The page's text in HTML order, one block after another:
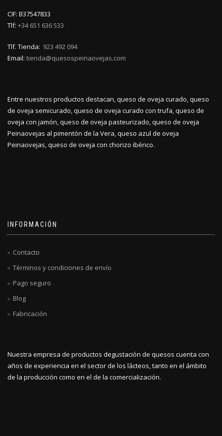
CIF: B37547833
Tlf: +34 651 636 533
Tlf. Tienda: 923 492 094
Email: tienda@quesospeinaovejas.com
Entre nuestros productos destacan, queso de oveja curado, queso
de oveja semicurado, queso de oveja curado con trufa, queso de
oveja con jamón, queso de oveja pasteurizado, queso de oveja
Peinaovejas al pimentón de la Vera, queso azul de oveja
Peinaovejas, queso de oveja con chorizo ibérico.
INFORMACIÓN
Contacto
Términos y condiciones de envío
Pago seguro
Blog
Fabricación
Nuestra empresa de productos degustación de quesos cuenta con
años de experiencia en el sector de los lácteos, tanto en el ámbito
de la producción como en el de la comercialización.